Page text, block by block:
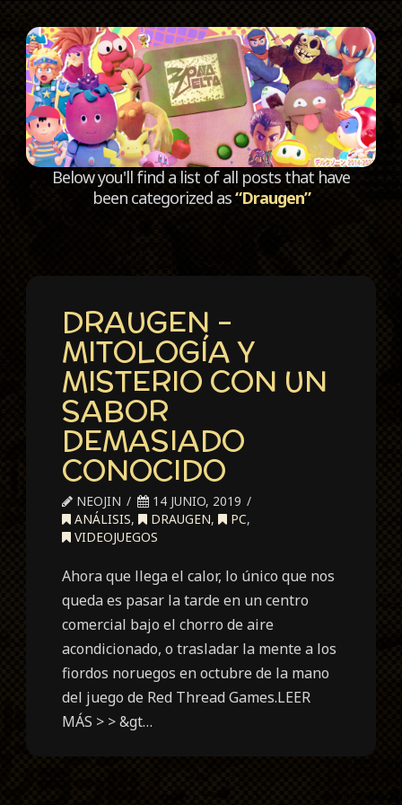
Below you'll find a list of all posts that have
been categorized as“Draugen”
DRAUGEN –
MITOLOGÍA Y
MISTERIO CON UN
SABOR
DEMASIADO
CONOCIDO
NEOJIN
14 JUNIO, 2019
ANÁLISIS, DRAUGEN, PC,
VIDEOJUEGOS
Ahora que llega el calor, lo único que nos
queda es pasar la tarde en un centro
comercial bajo el chorro de aire
acondicionado, o trasladar la mente a los
fiordos noruegos en octubre de la mano
del juego de Red Thread Games.LEER
MÁS > > &gt…